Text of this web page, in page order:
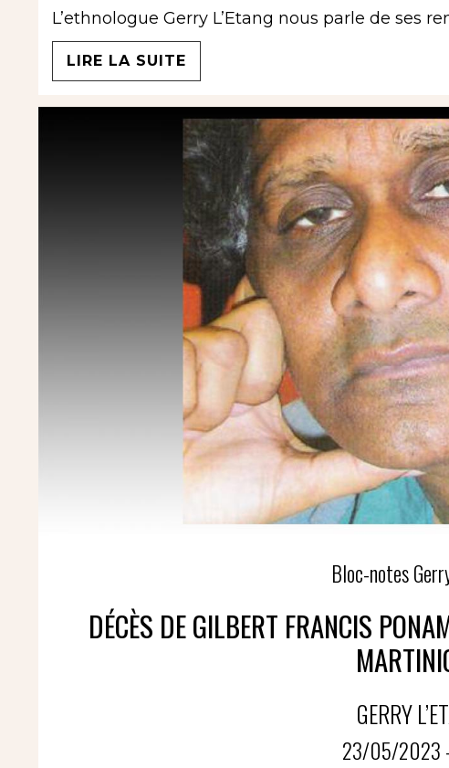
L’ethnologue Gerry L’Etang nous parle de ses
LIRE LA SUITE
Bloc-notes
DÉCÈS DE GILBERT FRANCIS
GERRY
23/05/2023